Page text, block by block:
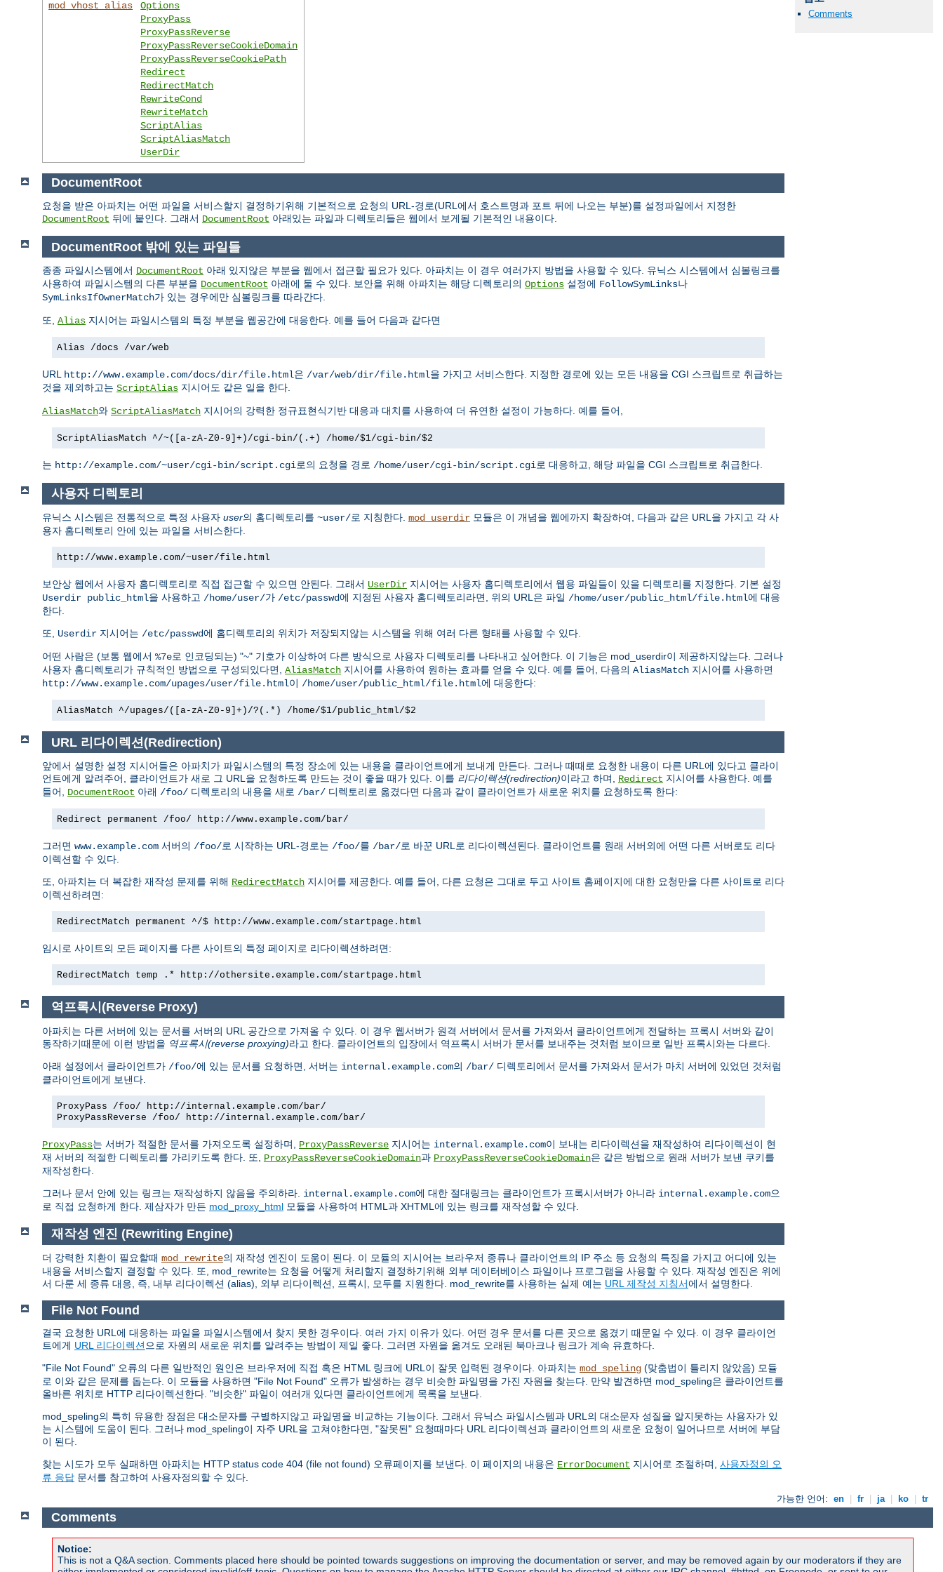
Comments
mod_vhost_alias
Options
ProxyPass
ProxyPassReverse
ProxyPassReverseCookieDomain
ProxyPassReverseCookiePath
Redirect
RedirectMatch
RewriteCond
RewriteMatch
ScriptAlias
ScriptAliasMatch
UserDir
DocumentRoot
요청을 받은 아파치는 어떤 파일을 서비스할지 결정하기위해 기본적으로 요청의 URL-경로(URL에서 호스트명과 포트 뒤에 나오는 부분)를 설정파일에서 지정한
DocumentRoot 뒤에 붙인다. 그래서 DocumentRoot 아래있는 파일과 디렉토리들은 웹에서 보게될 기본적인 내용이다.
DocumentRoot 밖에 있는 파일들
종종 파일시스템에서 DocumentRoot 아래 있지않은 부분을 웹에서 접근할 필요가 있다. 아파치는 이 경우 여러가지 방법을 사용할 수 있다. 유닉스 시스템에서 심볼링크를
사용하여 파일시스템의 다른 부분을 DocumentRoot 아래에 둘 수 있다. 보안을 위해 아파치는 해당 디렉토리의 Options 설정에 FollowSymLinks나
SymLinksIfOwnerMatch가 있는 경우에만 심볼링크를 따라간다.
또, Alias 지시어는 파일시스템의 특정 부분을 웹공간에 대응한다. 예를 들어 다음과 같다면
Alias /docs /var/web
URL http://www.example.com/docs/dir/file.html은 /var/web/dir/file.html을 가지고 서비스한다. 지정한 경로에 있는 모든 내용을 CGI 스크립트로 취급하는
것을 제외하고는 ScriptAlias 지시어도 같은 일을 한다.
AliasMatch와 ScriptAliasMatch 지시어의 강력한 정규표현식기반 대응과 대치를 사용하여 더 유연한 설정이 가능하다. 예를 들어,
ScriptAliasMatch ^/~([a-zA-Z0-9]+)/cgi-bin/(.+) /home/$1/cgi-bin/$2
는 http://example.com/~user/cgi-bin/script.cgi로의 요청을 경로 /home/user/cgi-bin/script.cgi로 대응하고, 해당 파일을 CGI 스크립트로 취급한다.
사용자 디렉토리
유닉스 시스템은 전통적으로 특정 사용자 user의 홈디렉토리를 ~user/로 지칭한다. mod_userdir 모듈은 이 개념을 웹에까지 확장하여, 다음과 같은 URL을 가지고 각 사
용자 홈디렉토리 안에 있는 파일을 서비스한다.
http://www.example.com/~user/file.html
보안상 웹에서 사용자 홈디렉토리로 직접 접근할 수 있으면 안된다. 그래서 UserDir 지시어는 사용자 홈디렉토리에서 웹용 파일들이 있을 디렉토리를 지정한다. 기본 설정
Userdir public_html을 사용하고 /home/user/가 /etc/passwd에 지정된 사용자 홈디렉토리라면, 위의 URL은 파일 /home/user/public_html/file.html에 대응
한다.
또, Userdir 지시어는 /etc/passwd에 홈디렉토리의 위치가 저장되지않는 시스템을 위해 여러 다른 형태를 사용할 수 있다.
어떤 사람은 (보통 웹에서 %7e로 인코딩되는) "~" 기호가 이상하여 다른 방식으로 사용자 디렉토리를 나타내고 싶어한다. 이 기능은 mod_userdir이 제공하지않는다. 그러나
사용자 홈디렉토리가 규칙적인 방법으로 구성되있다면, AliasMatch 지시어를 사용하여 원하는 효과를 얻을 수 있다. 예를 들어, 다음의 AliasMatch 지시어를 사용하면
http://www.example.com/upages/user/file.html이 /home/user/public_html/file.html에 대응한다:
AliasMatch ^/upages/([a-zA-Z0-9]+)/?(.*) /home/$1/public_html/$2
URL 리다이렉션(Redirection)
앞에서 설명한 설정 지시어들은 아파치가 파일시스템의 특정 장소에 있는 내용을 클라이언트에게 보내게 만든다. 그러나 때때로 요청한 내용이 다른 URL에 있다고 클라이
언트에게 알려주어, 클라이언트가 새로 그 URL을 요청하도록 만드는 것이 좋을 때가 있다. 이를 리다이렉션(redirection)이라고 하며, Redirect 지시어를 사용한다. 예를
들어, DocumentRoot 아래 /foo/ 디렉토리의 내용을 새로 /bar/ 디렉토리로 옮겼다면 다음과 같이 클라이언트가 새로운 위치를 요청하도록 한다:
Redirect permanent /foo/ http://www.example.com/bar/
그러면 www.example.com 서버의 /foo/로 시작하는 URL-경로는 /foo/를 /bar/로 바꾼 URL로 리다이렉션된다. 클라이언트를 원래 서버외에 어떤 다른 서버로도 리다
이렉션할 수 있다.
또, 아파치는 더 복잡한 재작성 문제를 위해 RedirectMatch 지시어를 제공한다. 예를 들어, 다른 요청은 그대로 두고 사이트 홈페이지에 대한 요청만을 다른 사이트로 리다
이렉션하려면:
RedirectMatch permanent ^/$ http://www.example.com/startpage.html
임시로 사이트의 모든 페이지를 다른 사이트의 특정 페이지로 리다이렉션하려면:
RedirectMatch temp .* http://othersite.example.com/startpage.html
역프록시(Reverse Proxy)
아파치는 다른 서버에 있는 문서를 서버의 URL 공간으로 가져올 수 있다. 이 경우 웹서버가 원격 서버에서 문서를 가져와서 클라이언트에게 전달하는 프록시 서버와 같이
동작하기때문에 이런 방법을 역프록시(reverse proxying)라고 한다. 클라이언트의 입장에서 역프록시 서버가 문서를 보내주는 것처럼 보이므로 일반 프록시와는 다르다.
아래 설정에서 클라이언트가 /foo/에 있는 문서를 요청하면, 서버는 internal.example.com의 /bar/ 디렉토리에서 문서를 가져와서 문서가 마치 서버에 있었던 것처럼
클라이언트에게 보낸다.
ProxyPass /foo/ http://internal.example.com/bar/
ProxyPassReverse /foo/ http://internal.example.com/bar/
ProxyPass는 서버가 적절한 문서를 가져오도록 설정하며, ProxyPassReverse 지시어는 internal.example.com이 보내는 리다이렉션을 재작성하여 리다이렉션이 현
재 서버의 적절한 디렉토리를 가리키도록 한다. 또, ProxyPassReverseCookieDomain과 ProxyPassReverseCookieDomain은 같은 방법으로 원래 서버가 보낸 쿠키를
재작성한다.
그러나 문서 안에 있는 링크는 재작성하지 않음을 주의하라. internal.example.com에 대한 절대링크는 클라이언트가 프록시서버가 아니라 internal.example.com으
로 직접 요청하게 한다. 제삼자가 만든 mod_proxy_html 모듈을 사용하여 HTML과 XHTML에 있는 링크를 재작성할 수 있다.
재작성 엔진 (Rewriting Engine)
더 강력한 치환이 필요할때 mod_rewrite의 재작성 엔진이 도움이 된다. 이 모듈의 지시어는 브라우저 종류나 클라이언트의 IP 주소 등 요청의 특징을 가지고 어디에 있는
내용을 서비스할지 결정할 수 있다. 또, mod_rewrite는 요청을 어떻게 처리할지 결정하기위해 외부 데이터베이스 파일이나 프로그램을 사용할 수 있다. 재작성 엔진은 위에
서 다룬 세 종류 대응, 즉, 내부 리다이렉션 (alias), 외부 리다이렉션, 프록시, 모두를 지원한다. mod_rewrite를 사용하는 실제 예는 URL 제작성 지침서에서 설명한다.
File Not Found
결국 요청한 URL에 대응하는 파일을 파일시스템에서 찾지 못한 경우이다. 여러 가지 이유가 있다. 어떤 경우 문서를 다른 곳으로 옮겼기 때문일 수 있다. 이 경우 클라이언
트에게 URL 리다이렉션으로 자원의 새로운 위치를 알려주는 방법이 제일 좋다. 그러면 자원을 옮겨도 오래된 북마크나 링크가 계속 유효하다.
"File Not Found" 오류의 다른 일반적인 원인은 브라우저에 직접 혹은 HTML 링크에 URL이 잘못 입력된 경우이다. 아파치는 mod_speling (맞춤법이 틀리지 않았음) 모듈
로 이와 같은 문제를 돕는다. 이 모듈을 사용하면 "File Not Found" 오류가 발생하는 경우 비슷한 파일명을 가진 자원을 찾는다. 만약 발견하면 mod_speling은 클라이언트를
올바른 위치로 HTTP 리다이렉션한다. "비슷한" 파일이 여러개 있다면 클라이언트에게 목록을 보낸다.
mod_speling의 특히 유용한 장점은 대소문자를 구별하지않고 파일명을 비교하는 기능이다. 그래서 유닉스 파일시스템과 URL의 대소문자 성질을 알지못하는 사용자가 있
는 시스템에 도움이 된다. 그러나 mod_speling이 자주 URL을 고쳐야한다면, "잘못된" 요청때마다 URL 리다이렉션과 클라이언트의 새로운 요청이 일어나므로 서버에 부담
이 된다.
찾는 시도가 모두 실패하면 아파치는 HTTP status code 404 (file not found) 오류페이지를 보낸다. 이 페이지의 내용은 ErrorDocument 지시어로 조절하며, 사용자정의 오
류 응답 문서를 참고하여 사용자정의할 수 있다.
가능한 언어: en fr ja ko tr
Comments
Notice:
This is not a Q&A section. Comments placed here should be pointed towards suggestions on improving the documentation or server, and may be removed again by our moderators if they are